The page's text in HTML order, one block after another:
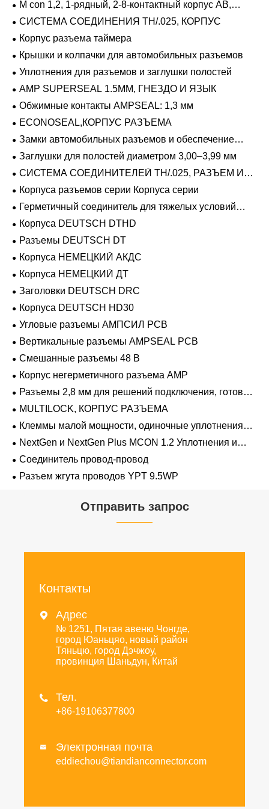
M con 1,2, 1-рядный, 2-8-контактный корпус AB,
герметичный
СИСТЕМА СОЕДИНЕНИЯ TH/.025, КОРПУС
Корпус разъема таймера
Крышки и колпачки для автомобильных разъемов
Уплотнения для разъемов и заглушки полостей
AMP SUPERSEAL 1.5MM, ГНЕЗДО И ЯЗЫК
Обжимные контакты AMPSEAL: 1,3 мм
ECONOSEAL,КОРПУС РАЗЪЕМА
Замки автомобильных разъемов и обеспечение
положения
Заглушки для полостей диаметром 3,00–3,99 мм
СИСТЕМА СОЕДИНИТЕЛЕЙ TH/.025, РАЗЪЕМ И
ВКЛАДЫШ
Корпуса разъемов серии Корпуса серии
Герметичный соединитель для тяжелых условий
эксплуатации Фиксирующие направляющие серии
Корпуса DEUTSCH DTHD
Разъемы DEUTSCH DT
Корпуса НЕМЕЦКИЙ АКДС
Корпуса НЕМЕЦКИЙ ДТ
Заголовки DEUTSCH DRC
Корпуса DEUTSCH HD30
Угловые разъемы АМПСИЛ PCB
Вертикальные разъемы AMPSEAL PCB
Смешанные разъемы 48 В
Корпус негерметичного разъема AMP
Разъемы 2,8 мм для решений подключения, готовых
к напряжению 48 В
MULTILOCK, КОРПУС РАЗЪЕМА
Клеммы малой мощности, одиночные уплотнения
проводов 1,2 мм-2,8 мм
NextGen и NextGen Plus MCON 1.2 Уплотнения и
заглушки для полостей с одинарной проволокой с
замком-копьем
Соединитель провод-провод
Разъем жгута проводов YPT 9.5WP
Отправить запрос
Контакты
 Адрес
№ 1251, Пятая авеню Чонгде,
город Юаньцяо, новый район
Тяньцю, город Дэчжоу,
провинция Шаньдун, Китай
 Тел.
+86-19106377800
 Электронная почта
eddiechou@tiandianconnector.com